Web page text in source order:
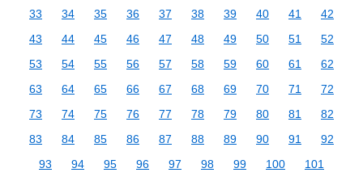
33
34 35 36 37 38 39 40 41
42
43
44 45 46 47 48 49 50 51
52
53
54 55 56 57 58 59 60 61
62
63
64 65 66 67 68 69 70 71
72
73
74 75 76 77 78 79 80 81
82
83
84 85 86 87 88 89 90 91
92
93
94 95 96 97 98 99 100
101